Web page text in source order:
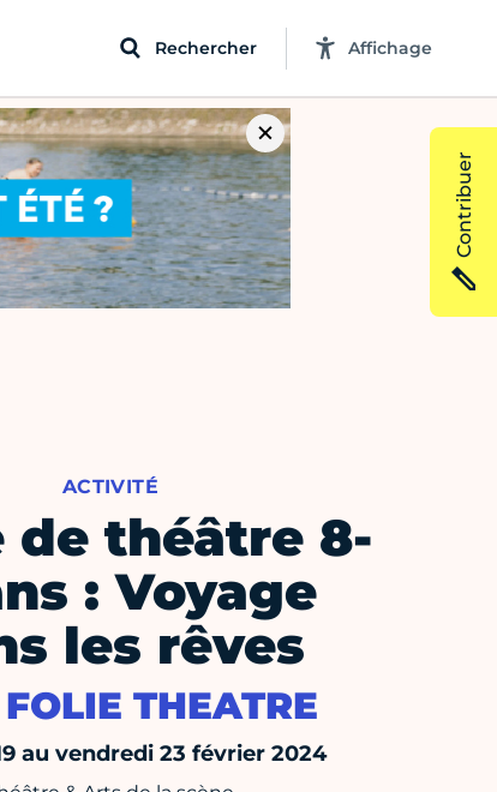
Rechercher Affichage
ACTIVITÉ
de théâtre 8-
: Voyage
les rêves
THEATRE
au vendredi 23 février 2024
Contribuer